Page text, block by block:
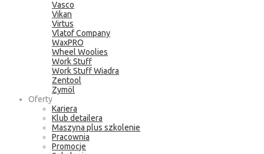
Vasco
Vikan
Virtus
Vlatof Company
WaxPRO
Wheel Woolies
Work Stuff
Work Stuff Wiadra
Zentool
Zymöl
Oferty
Kariera
Klub detailera
Maszyna plus szkolenie
Pracownia
Promocje